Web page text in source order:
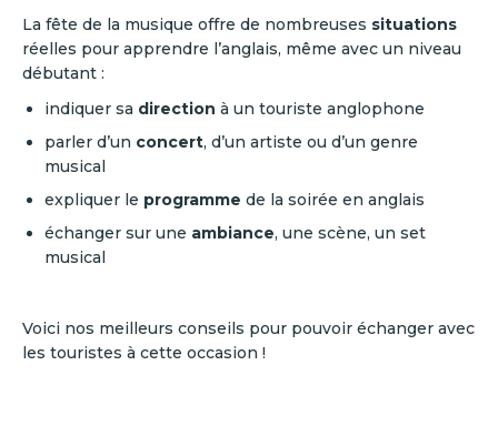
La fête de la musique offre de nombreuses situations
réelles pour apprendre l’anglais, même avec un niveau
débutant :
indiquer sa direction à un touriste anglophone
parler d’un concert, d’un artiste ou d’un genre
musical
expliquer le programme de la soirée en anglais
échanger sur une ambiance, une scène, un set
musical
Voici nos meilleurs conseils pour pouvoir échanger avec
les touristes à cette occasion !